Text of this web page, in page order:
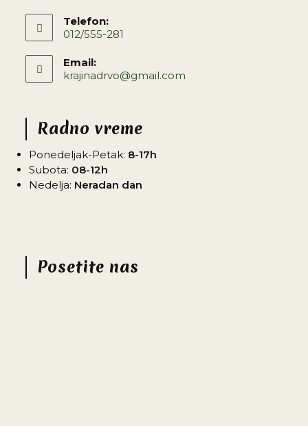
in
a
tab
Telefon:
012/555-281
in
your
Email:
krajinadrvo@gmail.com
Radno vreme
Ponedeljak-Petak: 8-17h
Subota: 08-12h
Nedelja: Neradan dan
Posetite nas